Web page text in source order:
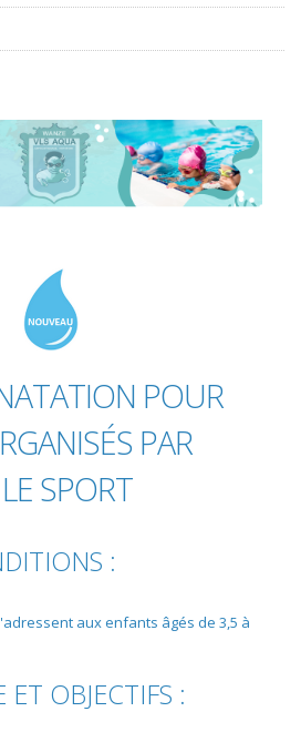
POUR
PAR
SPORT
:
aux enfants âgés de 3,5 à
OBJECTIFS :